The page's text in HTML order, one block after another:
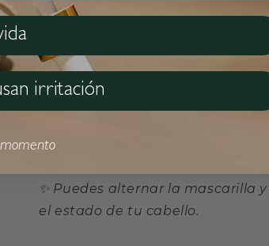
cabelludo húmedo, masajea 1
Aplica el
Deja actuar unos minutos y
Nutre profundamente:
1 o
reemplaza el acondicionador
colágeno. Déjala actuar 10 a
✨ Puedes alternar la mascarilla
el estado de tu cabello.
irritación